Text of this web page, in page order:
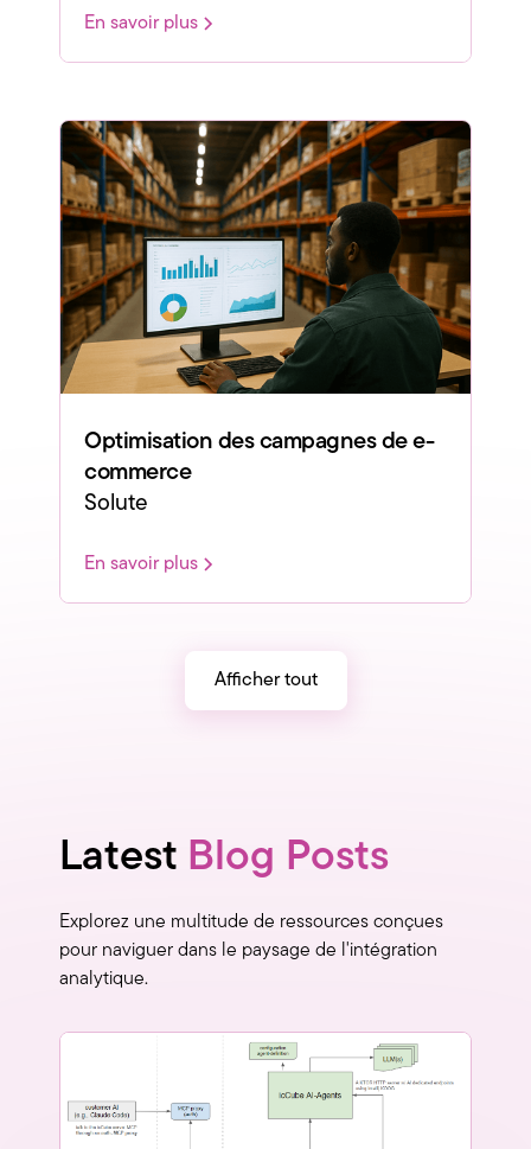
En savoir plus
Optimisation des campagnes de e-
commerce
Solute
En savoir plus
Afficher tout
Latest Blog Posts
Explorez une multitude de ressources conçues
pour naviguer dans le paysage de l'intégration
analytique.